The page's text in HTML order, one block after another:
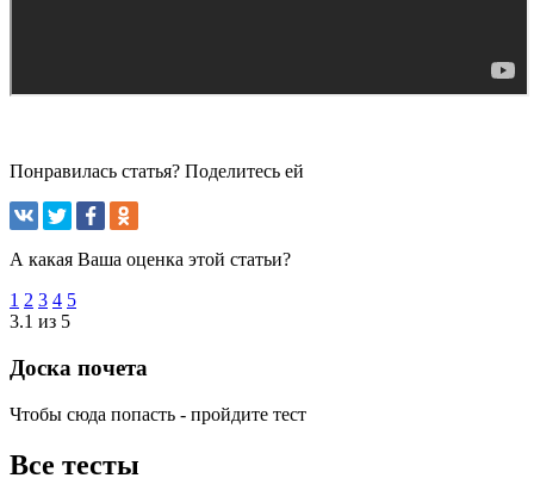
Понравилась статья? Поделитесь ей
А какая Ваша оценка этой статьи?
1 2 3 4 5
3.1 из 5
Доска почета
Чтобы сюда попасть - пройдите тест
Все тесты